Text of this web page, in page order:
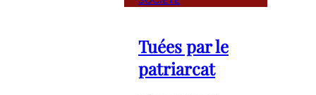
Tuées par le
patriarcat